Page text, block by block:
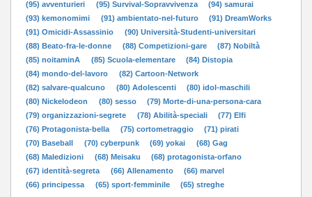
(95) avventurieri
(95) Survival-Sopravvivenza
(94) samurai
(93) kemonomimi
(91) ambientato-nel-futuro
(91) DreamWorks
(91) Omicidi-Assassinio
(90) Università-Studenti-universitari
(88) Beato-fra-le-donne
(88) Competizioni-gare
(87) Nobiltà
(85) noitaminA
(85) Scuola-elementare
(84) Distopia
(84) mondo-del-lavoro
(82) Cartoon-Network
(82) salvare-qualcuno
(80) Adolescenti
(80) idol-maschili
(80) Nickelodeon
(80) sesso
(79) Morte-di-una-persona-cara
(79) organizzazioni-segrete
(78) Abilità-speciali
(77) Elfi
(76) Protagonista-bella
(75) cortometraggio
(71) pirati
(70) Baseball
(70) cyberpunk (69) yokai
(68) Gag
(68) Maledizioni
(68) Meisaku
(68) protagonista-orfano
(67) identità-segreta
(66) Allenamento
(66) marvel
(66) principessa
(65) sport-femminile (65) streghe